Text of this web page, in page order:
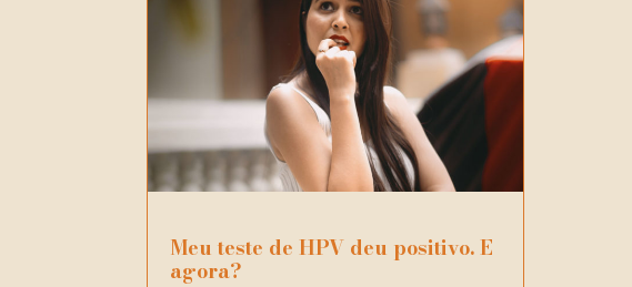
Meu teste de HPV deu positivo. E
agora?